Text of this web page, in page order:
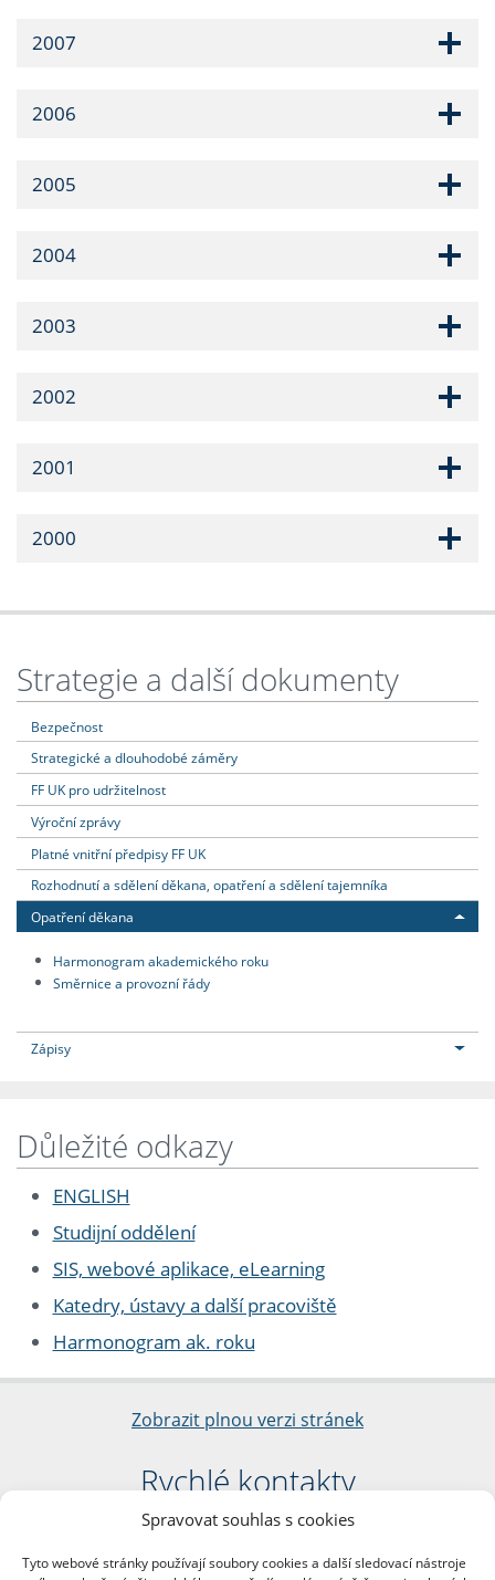
Spravovat souhlas s cookies
Tyto webové stránky používají soubory cookies a další sledovací nástroje
2007
2006
2005
2004
2003
2002
2001
2000
Strategie a další dokumenty
Bezpečnost
Strategické a dlouhodobé záměry
FF UK pro udržitelnost
Výroční zprávy
Platné vnitřní předpisy FF UK
Rozhodnutí a sdělení děkana, opatření a sdělení tajemníka
Opatření děkana
Harmonogram akademického roku
Směrnice a provozní řády
Zápisy
Důležité odkazy
ENGLISH
Studijní oddělení
SIS, webové aplikace, eLearning
Katedry, ústavy a další pracoviště
Harmonogram ak. roku
Zobrazit plnou verzi stránek
Rychlé kontakty
Filozofická fakulta
nám. Jana Palacha 1/2